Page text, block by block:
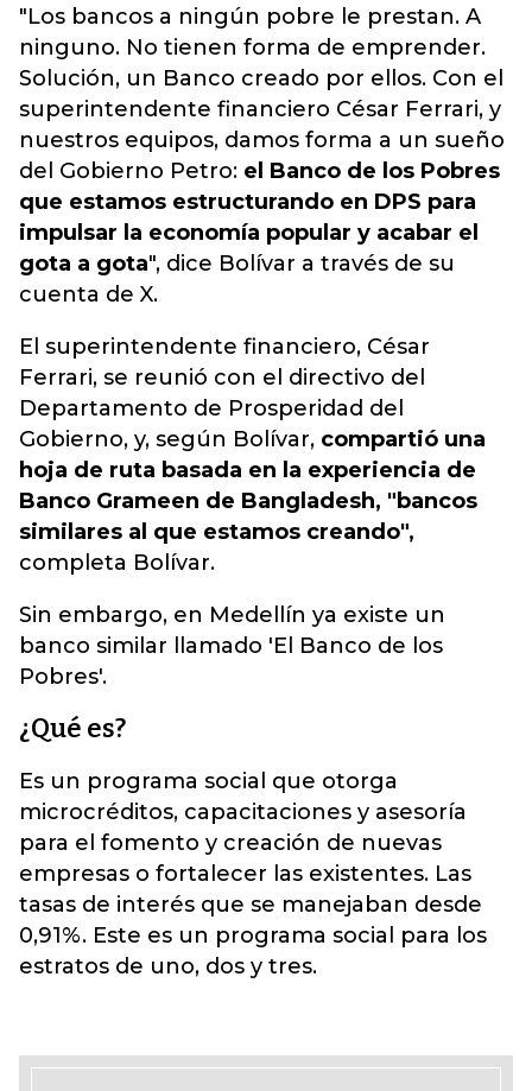
"Los bancos a ningún pobre le prestan. A
ninguno. No tienen forma de emprender.
Solución, un Banco creado por ellos. Con el
superintendente financiero César Ferrari, y
nuestros equipos, damos forma a un sueño
del Gobierno Petro: el Banco de los Pobres
que estamos estructurando en DPS para
impulsar la economía popular y acabar el
gota a gota", dice Bolívar a través de su
cuenta de X.
El superintendente financiero, César
Ferrari, se reunió con el directivo del
Departamento de Prosperidad del
Gobierno, y, según Bolívar, compartió una
hoja de ruta basada en la experiencia de
Banco Grameen de Bangladesh, "bancos
similares al que estamos creando",
completa Bolívar.
Sin embargo, en Medellín ya existe un
banco similar llamado 'El Banco de los
Pobres'.
¿Qué es?
Es un programa social que otorga
microcréditos, capacitaciones y asesoría
para el fomento y creación de nuevas
empresas o fortalecer las existentes. Las
tasas de interés que se manejaban desde
0,91%. Este es un programa social para los
estratos de uno, dos y tres.